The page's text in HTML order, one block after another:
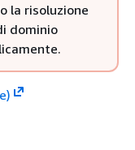
la risoluzione
dominio